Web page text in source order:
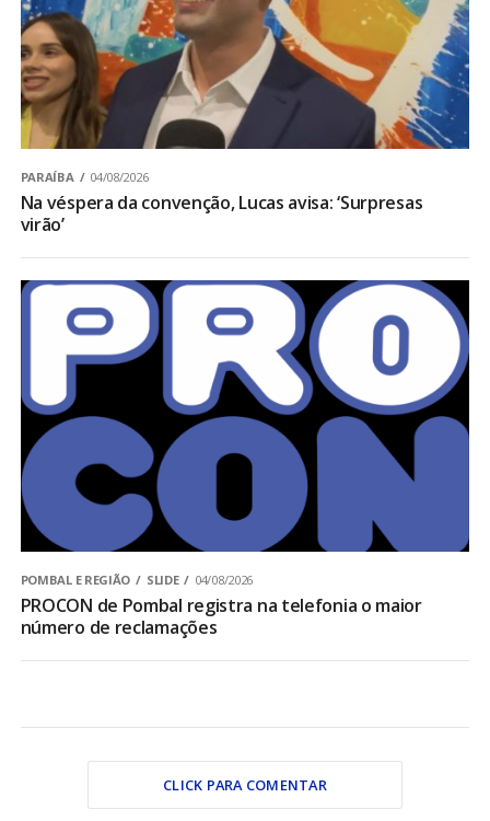
PARAÍBA 04/08/2026
Na véspera da convenção, Lucas avisa: ‘Surpresas
virão’
POMBAL E REGIÃO SLIDE 04/08/2026
PROCON de Pombal registra na telefonia o maior
número de reclamações
CLICK PARA COMENTAR